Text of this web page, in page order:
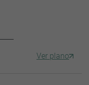
Ver plano